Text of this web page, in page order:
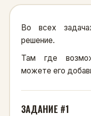
Во всех
решение.
Там где
можете его
ЗАДАНИЕ #1